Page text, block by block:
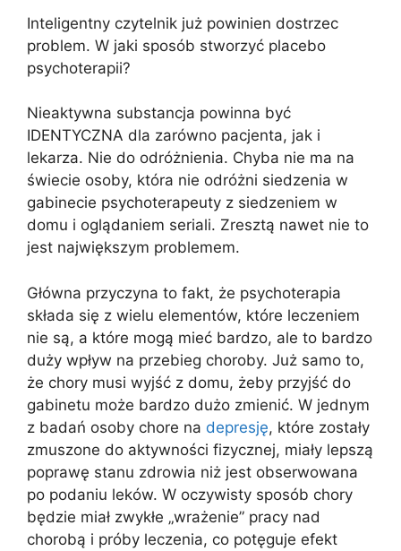
Inteligentny czytelnik już powinien dostrzec
problem. W jaki sposób stworzyć placebo
psychoterapii?
Nieaktywna substancja powinna być
IDENTYCZNA dla zarówno pacjenta, jak i
lekarza. Nie do odróżnienia. Chyba nie ma na
świecie osoby, która nie odróżni siedzenia w
gabinecie psychoterapeuty z siedzeniem w
domu i oglądaniem seriali. Zresztą nawet nie to
jest największym problemem.
Główna przyczyna to fakt, że psychoterapia
składa się z wielu elementów, które leczeniem
nie są, a które mogą mieć bardzo, ale to bardzo
duży wpływ na przebieg choroby. Już samo to,
że chory musi wyjść z domu, żeby przyjść do
gabinetu może bardzo dużo zmienić. W jednym
z badań osoby chore na depresję, które zostały
zmuszone do aktywności fizycznej, miały lepszą
poprawę stanu zdrowia niż jest obserwowana
po podaniu leków. W oczywisty sposób chory
będzie miał zwykłe „wrażenie” pracy nad
chorobą i próby leczenia, co potęguje efekt